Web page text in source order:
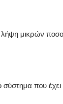
λήψη μικρών
που έχει